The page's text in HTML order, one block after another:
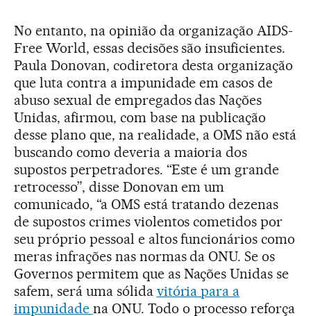
No entanto, na opinião da organização AIDS-
Free World, essas decisões são insuficientes.
Paula Donovan, codiretora desta organização
que luta contra a impunidade em casos de
abuso sexual de empregados das Nações
Unidas, afirmou, com base na publicação
desse plano que, na realidade, a OMS não está
buscando como deveria a maioria dos
supostos perpetradores. “Este é um grande
retrocesso”, disse Donovan em um
comunicado, “a OMS está tratando dezenas
de supostos crimes violentos cometidos por
seu próprio pessoal e altos funcionários como
meras infrações nas normas da ONU. Se os
Governos permitem que as Nações Unidas se
safem, será uma sólida vitória para a
impunidade na ONU. Todo o processo reforça